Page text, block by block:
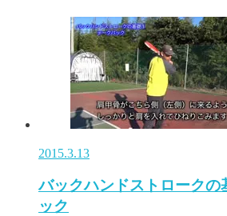
2015.3.13
バックハンドストローク
ック